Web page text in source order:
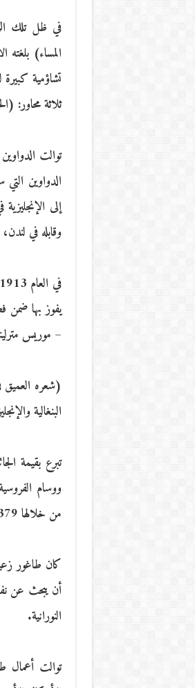
في ظل تلك
المساء) بلغته
تشاؤمية
ثلاثة محاور:
توالت
وقابله في
يفوز بها ضمن
– موريس
(شعره العميق
البنغالية
تبرع بقيمة
من خلالها 379 مدنياً من الرجال والنساء والأطفال في عشر دقائق في أبريل 1919.
كان طاغور
أن يبحث عن
النورانية.
توالت أعمال